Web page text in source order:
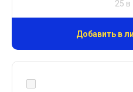
25 в
Добавить в